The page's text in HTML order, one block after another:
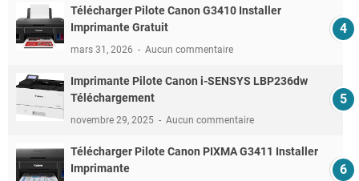
Télécharger Pilote Canon G3410 Installer
Imprimante Gratuit
mars 31, 2026 Aucun commentaire
Imprimante Pilote Canon i-SENSYS LBP236dw
Téléchargement
novembre 29, 2025 Aucun commentaire
Télécharger Pilote Canon PIXMA G3411 Installer
Imprimante